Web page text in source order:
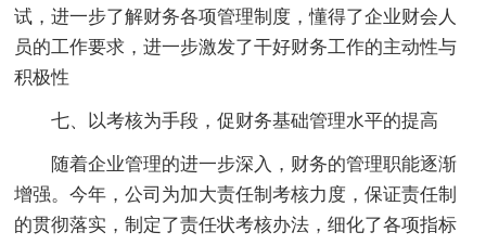
试，进一步了解财务各项管理制度，懂得了企业财会人
员的工作要求，进一步激发了干好财务工作的主动性与
积极性
七、以考核为手段，促财务基础管理水平的提高
随着企业管理的进一步深入，财务的管理职能逐渐
增强。今年，公司为加大责任制考核力度，保证责任制
的贯彻落实，制定了责任状考核办法，细化了各项指标